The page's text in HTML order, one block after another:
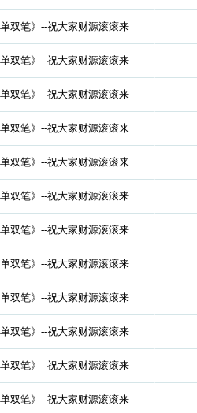
双笔》--祝大家财源滚滚来
双笔》--祝大家财源滚滚来
双笔》--祝大家财源滚滚来
双笔》--祝大家财源滚滚来
双笔》--祝大家财源滚滚来
双笔》--祝大家财源滚滚来
双笔》--祝大家财源滚滚来
双笔》--祝大家财源滚滚来
双笔》--祝大家财源滚滚来
双笔》--祝大家财源滚滚来
双笔》--祝大家财源滚滚来
双笔》--祝大家财源滚滚来